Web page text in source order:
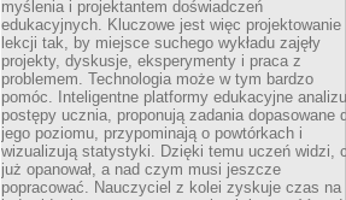
myślenia i projektantem doświadczeń
edukacyjnych. Kluczowe jest więc projektowanie
lekcji tak, by miejsce suchego wykładu zajęły
projekty, dyskusje, eksperymenty i praca z
problemem. Technologia może w tym bardzo
pomóc. Inteligentne platformy edukacyjne
postępy ucznia, proponują zadania dopasowane
jego poziomu, przypominają o powtórkach i
wizualizują statystyki. Dzięki temu uczeń widzi,
już opanował, a nad czym musi jeszcze
popracować. Nauczyciel z kolei zyskuje czas na